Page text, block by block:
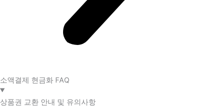
소액결제 현금화 FAQ​
상품권 교환 안내 및 유의사항